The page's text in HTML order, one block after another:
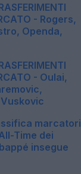
- Rogers,
Openda,
- Oulai,
marcatori
Time dei
insegue